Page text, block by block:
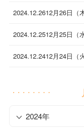
2024.12.2612月26日（
2024.12.2512月25日（
2024.12.2412月24日（
2024年